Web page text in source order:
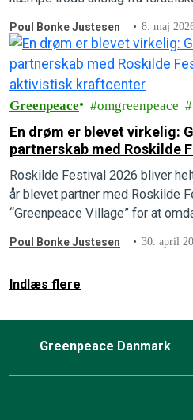
Poul Bonke Justesen 8. maj
Greenpeace omgreenpeace
En drøm er blevet virkelig:
partnerskab med Roskilde
aktivistisk kraftcenter
Roskilde Festival 2026 bliver
år blevet partner med Roskilde
“Greenpeace Village” for at
Poul Bonke Justesen 30. april
Indlæs flere
Greenpeace Danmark